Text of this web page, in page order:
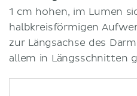
1 cm hohen, im Lumen
halbkreisförmigen
zur Längsachse des
allem in Längsschnitten